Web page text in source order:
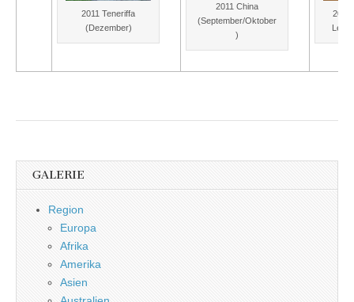
2011 Teneriffa
(Dezember)
2011 China
(September/Oktober
)
2011
GALERIE
Region
Europa
Afrika
Amerika
Asien